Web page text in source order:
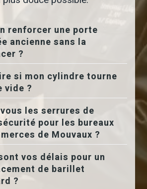
renforcer une porte
ancienne sans la
?
si mon cylindre tourne
vide ?
les serrures de
pour les bureaux
de Mouvaux ?
vos délais pour un
de barillet
?